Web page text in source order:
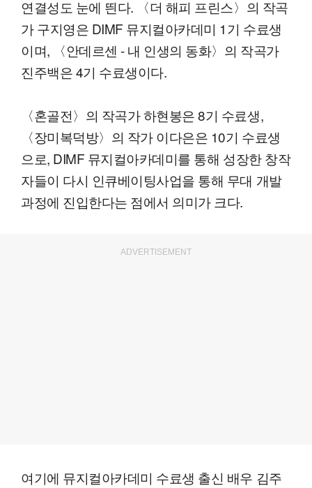
연결성도 눈에 띈다. 〈더 해피 프린스〉의 작곡
가 구지영은 DIMF 뮤지컬아카데미 1기 수료생
이며, 〈안데르센 - 내 인생의 동화〉의 작곡가
진주백은 4기 수료생이다.
〈혼골전〉의 작곡가 하현봉은 8기 수료생,
〈장미복덕방〉의 작가 이다은은 10기 수료생
으로, DIMF 뮤지컬아카데미를 통해 성장한 창작
자들이 다시 인큐베이팅사업을 통해 무대 개발
과정에 진입한다는 점에서 의미가 크다.
ADVERTISEMENT
여기에 뮤지컬아카데미 수료생 출신 배우 김주